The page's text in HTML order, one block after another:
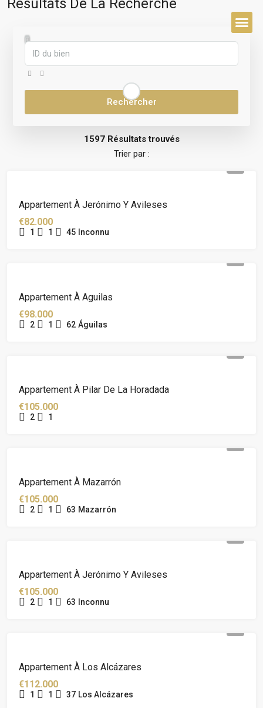
Résultats De La Recherche
Rechercher
1597 Résultats trouvés
Trier par :
Appartement À Jerónimo Y Avileses
€82.000
1 1 45 Inconnu
Appartement À Aguilas
€98.000
2 1 62 Águilas
Appartement À Pilar De La Horadada
€105.000
2 1
Appartement À Mazarrón
€105.000
2 1 63 Mazarrón
Appartement À Jerónimo Y Avileses
€105.000
2 1 63 Inconnu
Appartement À Los Alcázares
€112.000
1 1 37 Los Alcázares